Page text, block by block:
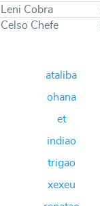
Leni Cobra
Celso Chefe